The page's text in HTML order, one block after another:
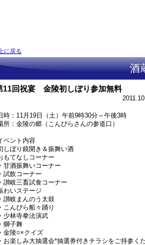
に戻る
酒
11回祝宴 金陵初しぼり参加無料
時：11月19日（土）午前9時30分～午後3時
所：金陵の郷（こんぴらさんの参道口）
ベント内容
しぼり鏡開き＆振舞い酒
もてなしコーナー
甘酒振舞いコーナー
試飲コーナー
讃岐三畜試食コーナー
わいステージ
讃岐まんのう太鼓
こんぴら船々踊り
少林寺拳法演武
獅子舞
金陵○×クイズ
お楽しみ大抽選会*抽選券付きチラシをご持参く